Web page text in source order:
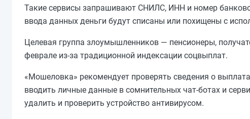
Такие сервисы запрашивают СНИЛС, ИНН и номер
ввода данных деньги будут списаны или похищены с
Целевая группа злоумышленников — пенсионеры,
феврале из‑за традиционной индексации соцвыплат.
«Мошеловка» рекомендует проверять сведения о
вводить личные данные в сомнительных чат-ботах и
удалить и проверить устройство антивирусом.